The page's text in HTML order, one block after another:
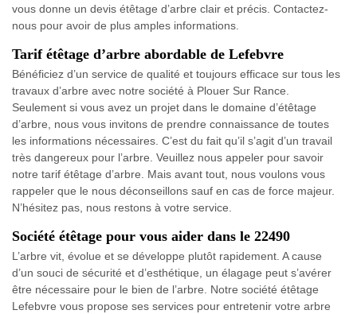
vous donne un devis étêtage d’arbre clair et précis. Contactez-
nous pour avoir de plus amples informations.
Tarif étêtage d’arbre abordable de Lefebvre
Bénéficiez d’un service de qualité et toujours efficace sur tous les
travaux d’arbre avec notre société à Plouer Sur Rance.
Seulement si vous avez un projet dans le domaine d’étêtage
d’arbre, nous vous invitons de prendre connaissance de toutes
les informations nécessaires. C’est du fait qu’il s’agit d’un travail
très dangereux pour l’arbre. Veuillez nous appeler pour savoir
notre tarif étêtage d’arbre. Mais avant tout, nous voulons vous
rappeler que le nous déconseillons sauf en cas de force majeur.
N’hésitez pas, nous restons à votre service.
Société étêtage pour vous aider dans le 22490
L’arbre vit, évolue et se développe plutôt rapidement. A cause
d’un souci de sécurité et d’esthétique, un élagage peut s’avérer
être nécessaire pour le bien de l’arbre. Notre société étêtage
Lefebvre vous propose ses services pour entretenir votre arbre